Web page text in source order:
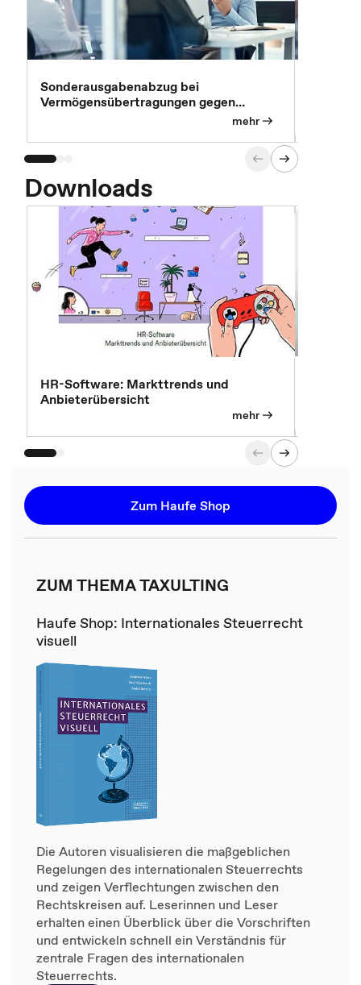
Sonderausgabenabzug bei
Vermögensübertragungen gegen
mehr
Downloads
HR-Software: Markttrends und
Anbieterübersicht
mehr
Zum Haufe Shop
ZUM THEMA TAXULTING
Haufe Shop: Internationales Steuerrecht
visuell
Die Autoren visualisieren die maßgeblichen
Regelungen des internationalen Steuerrechts
und zeigen Verflechtungen zwischen den
Rechtskreisen auf. Leserinnen und Leser
erhalten einen Überblick über die Vorschriften
und entwickeln schnell ein Verständnis für
zentrale Fragen des internationalen
Steuerrechts.